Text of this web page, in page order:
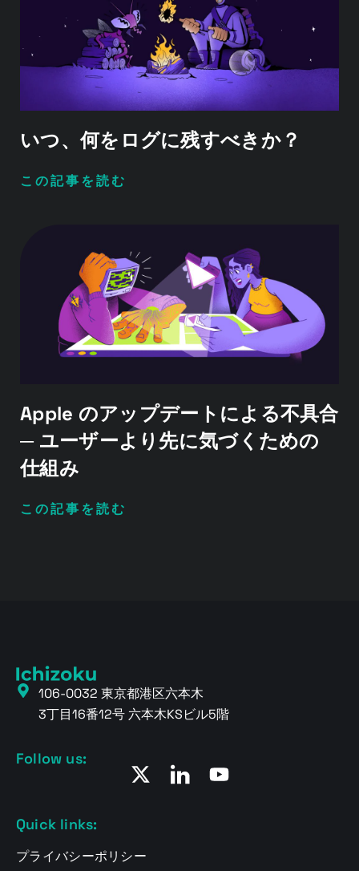
いつ、何をログに残すべきか？
この記事を読む
Apple のアップデートによる不具合
─ ユーザーより先に気づくための
仕組み
この記事を読む
106-0032 東京都港区六本木
3丁目16番12号 六本木KSビル5階
Quick links:
プライバシーポリシー
Follow us: